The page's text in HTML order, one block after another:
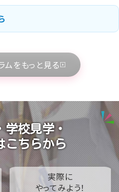
ムをもっと見る
学校見学・
こちらから
実際に
やってみよう！